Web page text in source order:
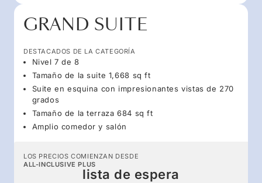
GRAND SUITE
DESTACADOS DE LA CATEGORÍA
Nivel 7 de 8
Tamaño de la suite 1,668 sq ft
Suite en esquina con impresionantes vistas de 270
grados
Tamaño de la terraza 684 sq ft
Amplio comedor y salón
LOS PRECIOS COMIENZAN DESDE
ALL-INCLUSIVE PLUS
lista de espera